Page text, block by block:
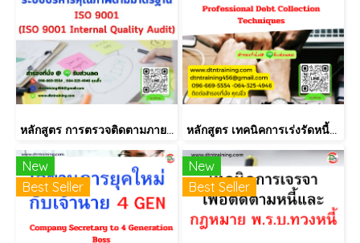
หลักสูตร การตรวจติดตามภายใน INTERNAL AUDIT ISO9001:2015 หลักสูตร เทคนิคการเร่งรัดหนี้สินอย่างมืออาชีพ (ลูกหนี้การค้า)
New
Best Seller
New
Best Seller